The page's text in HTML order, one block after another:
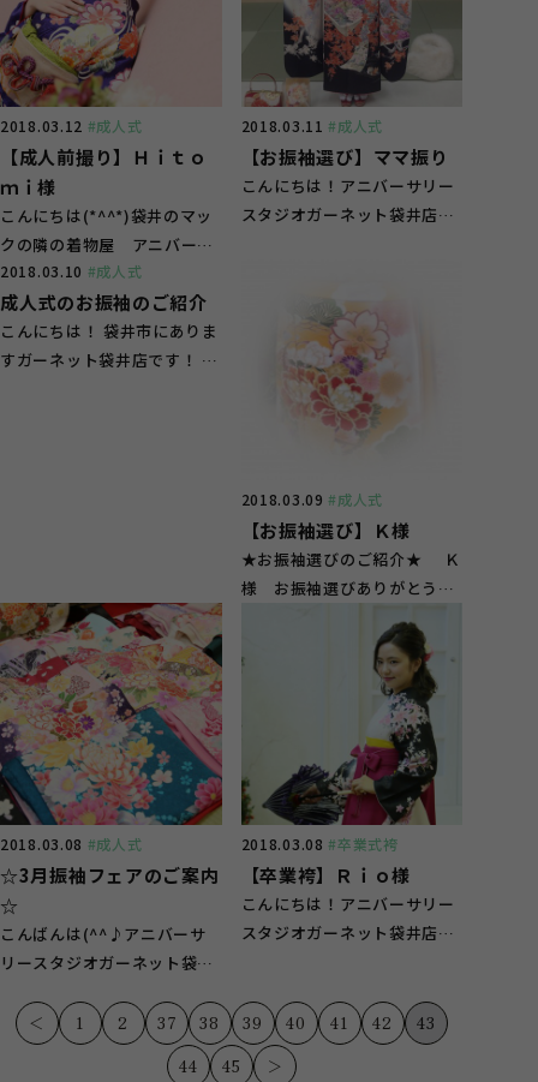
2018.03.12 #成人式
【成人前撮り】Ｈｉｔｏ
ｍｉ様
こんにちは(*^^*)袋井のマッ
クの隣の着物屋 アニバーサ
リースタジオガーネット袋井
店です 先...
2018.03.11#成人式
【お振袖選び】ママ振り
こんにちは！アニバーサリー
スタジオガーネット袋井店で
2018.03.10 #成人式
成人式のお振袖のご紹介
こんにちは！ 袋井市にありま
すガーネット袋井店です！ あ
2018.03.09#成人式
【お振袖選び】Ｋ様
★お振袖選びのご紹介★ Ｋ
様 お振袖選びありがとうご
ざいました♪ すごく ...
2018.03.08 #成人式
☆3月振袖フェアのご案内
☆
こんばんは(^^♪アニバーサ
リースタジオガーネット袋井
始まる、振袖...
2018.03.08#卒業式袴
【卒業袴】Ｒｉｏ様
こんにちは！アニバーサリー
スタジオガーネット袋井店で
＜
1 2 37 38 39 40 41 42
43
44
45 ＞